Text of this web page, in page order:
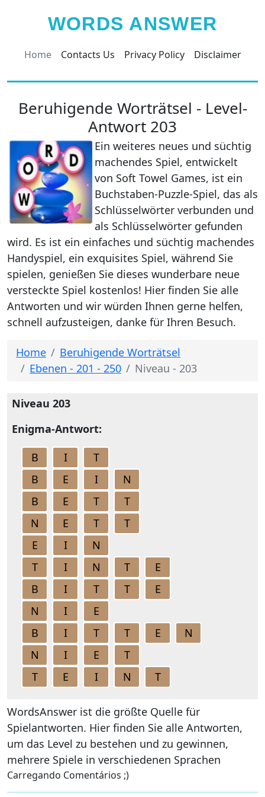
WORDS ANSWER
Home Contacts Us Privacy Policy Disclaimer
Beruhigende Worträtsel - Level-
Antwort 203
Ein weiteres neues und süchtig
machendes Spiel, entwickelt
von Soft Towel Games, ist ein
Buchstaben-Puzzle-Spiel, das als
Schlüsselwörter verbunden und
als Schlüsselwörter gefunden
wird. Es ist ein einfaches und süchtig machendes
Handyspiel, ein exquisites Spiel, während Sie
spielen, genießen Sie dieses wunderbare neue
versteckte Spiel kostenlos! Hier finden Sie alle
Antworten und wir würden Ihnen gerne helfen,
schnell aufzusteigen, danke für Ihren Besuch.
Home
Beruhigende Worträtsel
Ebenen - 201 - 250
Niveau - 203
Niveau 203
Enigma-Antwort:
B
I
T
B
E I
N
B
E T
T
N
E T
T
E
I
N
T
I N T
E
B
I T T
E
N
I
E
B
I T T E
N
N
I E
T
T
E I N T
WordsAnswer ist die größte Quelle für
Spielantworten. Hier finden Sie alle Antworten,
um das Level zu bestehen und zu gewinnen,
mehrere Spiele in verschiedenen Sprachen
Carregando Comentários ;)